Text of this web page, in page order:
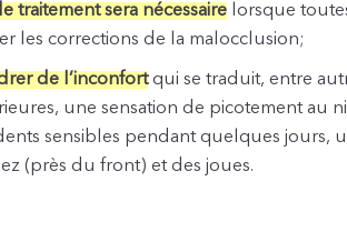
traitement sera nécessaire lorsque
les corrections de la malocclusion;
de l’inconfortqui se traduit, entre
une sensation de picotement au
sensibles pendant quelques jours,
(près du front) et des joues.